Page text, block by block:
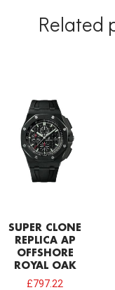
Related
SUPER CLONE
REPLICA AP
OFFSHORE
ROYAL OAK
£797.22